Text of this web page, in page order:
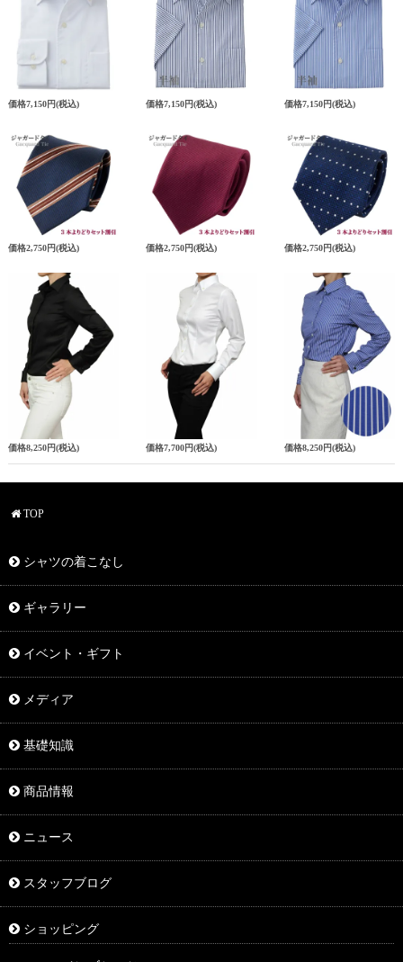
価格7,150円(税込) 価格7,150円(税込) 価格7,150円(税込)
価格2,750円(税込) 価格2,750円(税込) 価格2,750円(税込)
価格8,250円(税込) 価格7,700円(税込) 価格8,250円(税込)
TOP
シャツの着こなし
ギャラリー
イベント・ギフト
メディア
基礎知識
商品情報
ニュース
スタッフブログ
ショッピング